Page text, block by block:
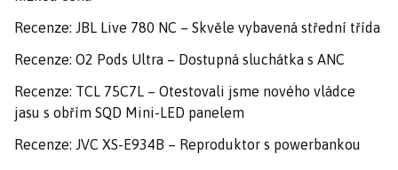
Recenze: JBL Live 780 NC – Skvěle vybavená střední třída
Recenze: O2 Pods Ultra – Dostupná sluchátka s ANC
Recenze: TCL 75C7L – Otestovali jsme nového vládce
jasu s obřím SQD Mini-LED panelem
Recenze: JVC XS-E934B – Reproduktor s powerbankou